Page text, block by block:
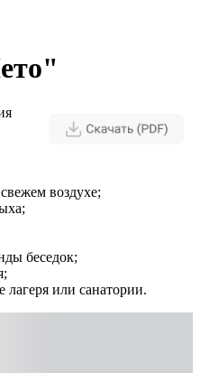
воздухе;
беседок;
лагеря или санатории.